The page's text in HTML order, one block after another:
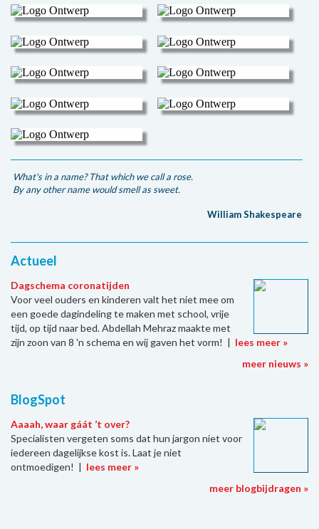
What's in a name? That which we call a rose.
By any other name would smell as sweet.
William Shakespeare
Actueel
Dagschema coronatijden
Voor veel ouders en kinderen valt het niet mee om
een goede dagindeling te maken met school, vrije
tijd, op tijd naar bed. Abdellah Mehraz maakte met
zijn zoon van 8 'n schema en wij gaven het vorm! | lees meer »
meer nieuws »
BlogSpot
Aaaah, waar gáát ’t over?
Specialisten vergeten soms dat hun jargon niet voor
iedereen dagelijkse kost is. Laat je niet
ontmoedigen! | lees meer »
meer blogbijdragen »